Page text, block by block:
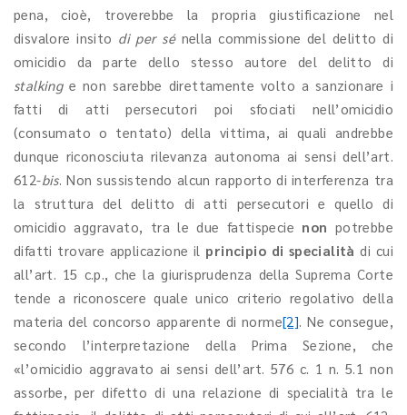
pena, cioè, troverebbe la propria giustificazione nel
disvalore insito di per sénella commissione del delitto di
omicidio da parte dello stesso autore del delitto di
stalkinge non sarebbe direttamente volto a sanzionare i
fatti di atti persecutori poi sfociati nell’omicidio
(consumato o tentato) della vittima, ai quali andrebbe
dunque riconosciuta rilevanza autonoma ai sensi dell’art.
612-bis. Non sussistendo alcun rapporto di interferenza tra
la struttura del delitto di atti persecutori e quello di
omicidio aggravato, tra le due fattispecie non potrebbe
difatti trovare applicazione il principio di specialità di cui
all’art. 15 c.p., che la giurisprudenza della Suprema Corte
tende a riconoscere quale unico criterio regolativo della
materia del concorso apparente di norme[2]. Ne consegue,
secondo l’interpretazione della Prima Sezione, che
«l’omicidio aggravato ai sensi dell’art. 576 c. 1 n. 5.1 non
assorbe, per difetto di una relazione di specialità tra le